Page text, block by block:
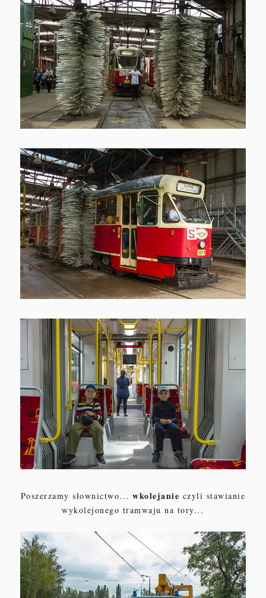
Poszerzamy słownictwo...wkolejanie czyli stawianie
wykolejonego tramwaju na tory...